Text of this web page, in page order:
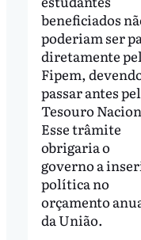
beneficiados
poderiam ser
diretamente
Fipem,
passar antes
Tesouro
Esse trâmite
obrigaria o
governo a
política no
orçamento
da União.